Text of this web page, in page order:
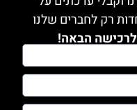
רק לחברים שלנו
לרכישה הבאה!